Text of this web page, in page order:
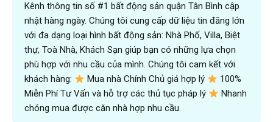
Kênh thông tin số #1 bất động sản quận Tân Bình cập
nhật hàng ngày. Chúng tôi cung cấp dữ liệu tin đăng lớn
với đa dạng loại hình bất động sản: Nhà Phố, Villa, Biệt
thự, Toà Nhà, Khách Sạn giúp bạn có những lựa chọn
phù hợp với nhu cầu của mình. Chúng tôi cam kết với
khách hàng:
Mua nhà Chính Chủ giá hợp lý
100%
Miễn Phí Tư Vấn và hỗ trợ các thủ tục pháp lý
Nhanh
chóng mua được căn nhà hợp nhu cầu.